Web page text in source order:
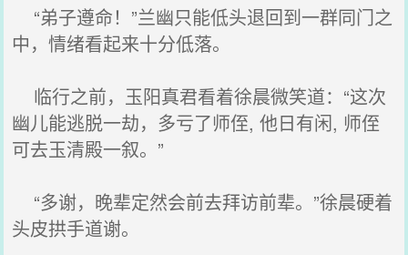
“弟子遵命！”兰幽只能低头退回到一群同门之
中，情绪看起来十分低落。
临行之前，玉阳真君看着徐晨微笑道：“这次
幽儿能逃脱一劫，多亏了师侄, 他日有闲, 师侄
可去玉清殿一叙。”
“多谢，晚辈定然会前去拜访前辈。”徐晨硬着
头皮拱手道谢。